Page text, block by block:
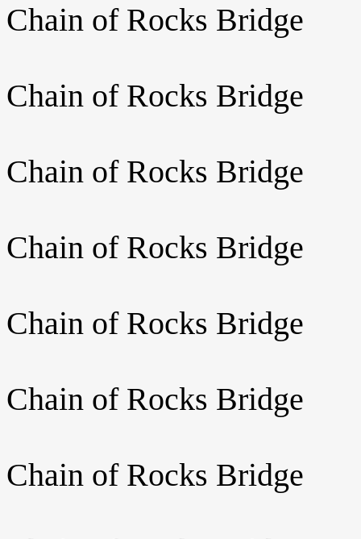
Chain of Rocks Bridge
Chain of Rocks Bridge
Chain of Rocks Bridge
Chain of Rocks Bridge
Chain of Rocks Bridge
Chain of Rocks Bridge
Chain of Rocks Bridge